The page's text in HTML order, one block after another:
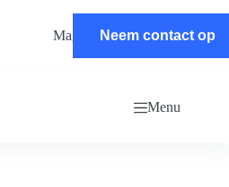
Magazine Contact
Neem contact op
Menu